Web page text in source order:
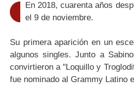
En 2018, cuarenta años
el 9 de noviembre.
Su primera aparición en un
algunos singles. Junto a
convirtieron a "Loquillo y
fue nominado al Grammy Latino